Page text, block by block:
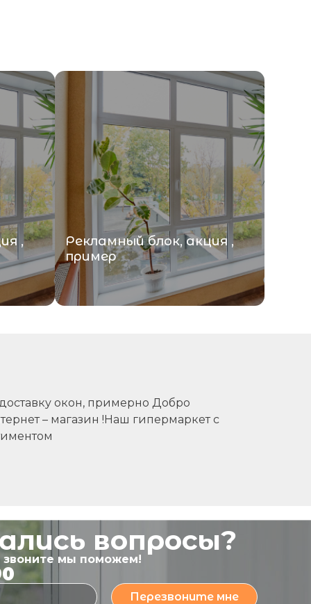
,
Рекламный блок, акция ,
пример
окон, примерно Добро
– магазин !Наш гипермаркет с
вопросы?
звоните мы поможем!
Перезвоните мне